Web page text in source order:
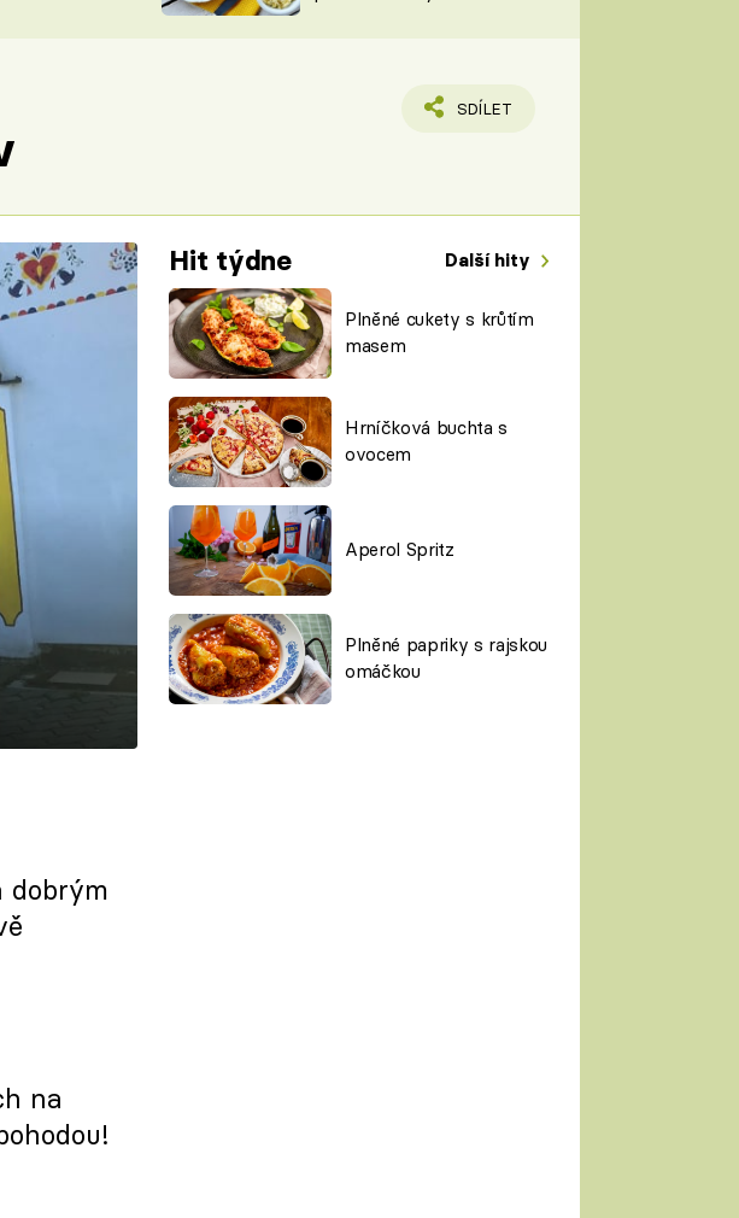
ŠÉFREDAKTORKY
SDÍLET
Hit týdne Další hity
Plněné cukety s krůtím
masem
Hrníčková buchta s
ovocem
Aperol Spritz
Plněné papriky s rajskou
omáčkou
dobrým
na